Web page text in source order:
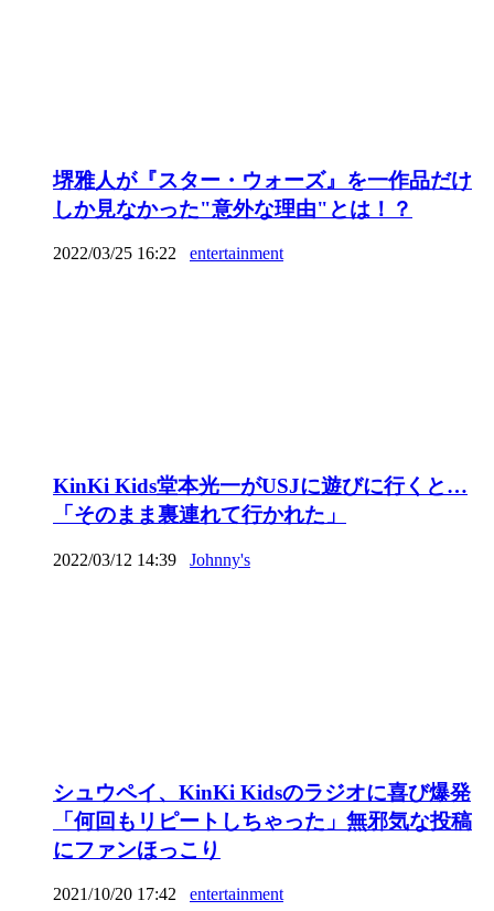
堺雅人が『スター・ウォーズ』を一作品だけ
しか見なかった"意外な理由"とは！？
2022/03/25 16:22 entertainment
KinKi Kids堂本光一がUSJに遊びに行くと…
「そのまま裏連れて行かれた」
2022/03/12 14:39 Johnny's
シュウペイ、KinKi Kidsのラジオに喜び爆発
「何回もリピートしちゃった」無邪気な投稿
にファンほっこり
2021/10/20 17:42 entertainment